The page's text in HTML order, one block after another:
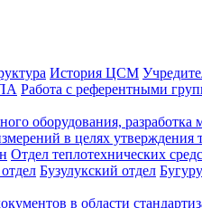
История ЦСМ
Работа с референтными
оборудования,
в целях утверждения
Отдел теплотехнических
Бузулукский отдел
в области